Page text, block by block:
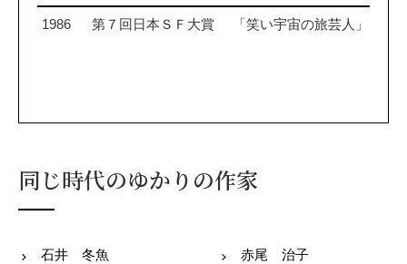
1986 第７回日本ＳＦ大賞 「笑い宇宙の旅芸人」
同じ時代のゆかりの作家
石井 冬魚 赤尾 治子